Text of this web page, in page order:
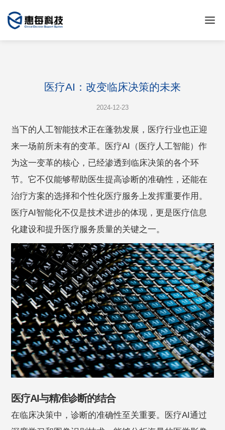
医疗AI：改变临床决策的未来
2024-12-23
当下的人工智能技术正在蓬勃发展，医疗行业也正迎
来一场前所未有的变革。医疗AI（医疗人工智能）作
为这一变革的核心，已经渗透到临床决策的各个环
节。它不仅能够帮助医生提高诊断的准确性，还能在
治疗方案的选择和个性化医疗服务上发挥重要作用。
医疗AI智能化不仅是技术进步的体现，更是医疗信息
化建设和提升医疗服务质量的关键之一。
医疗AI与精准诊断的结合
在临床决策中，诊断的准确性至关重要。医疗AI通过